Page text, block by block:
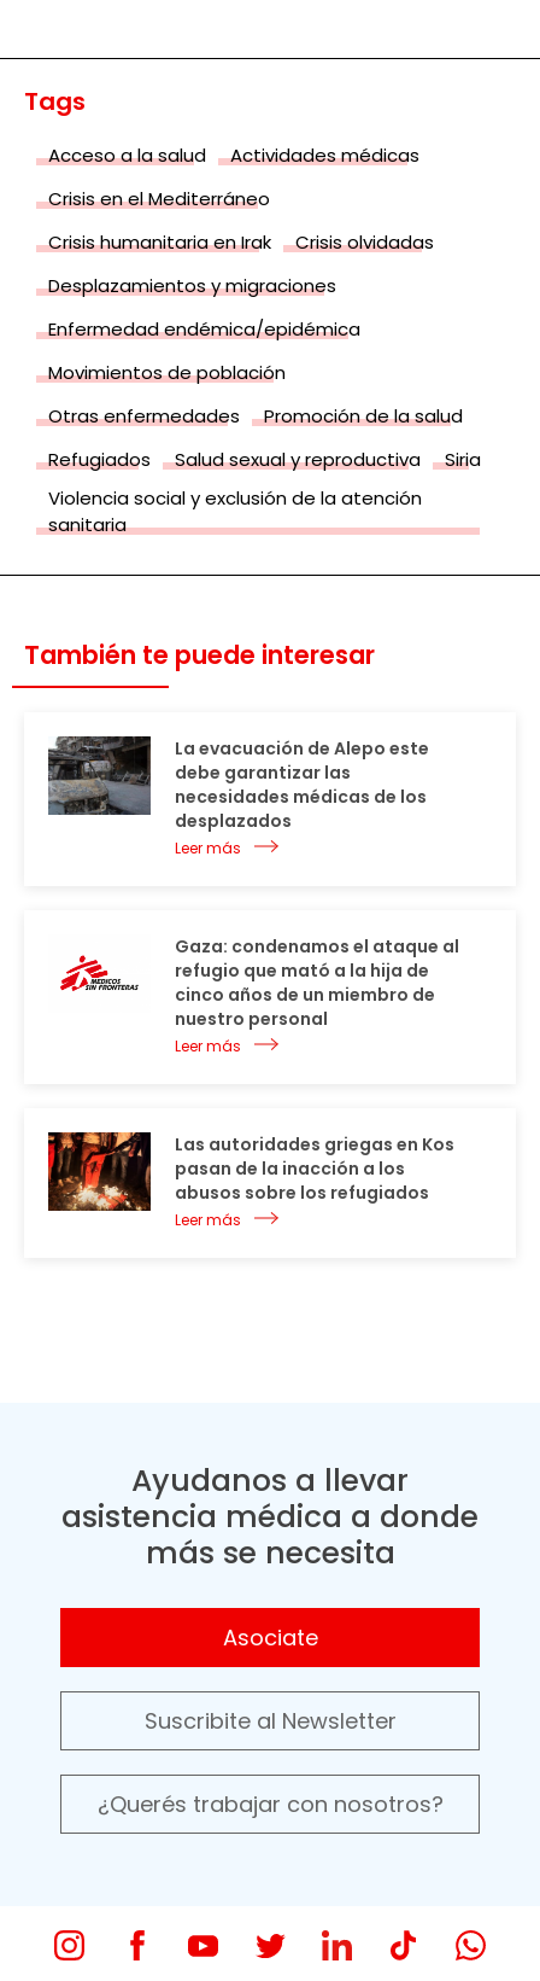
Tags
Acceso a la salud
Actividades médicas
Crisis en el Mediterráneo
Crisis humanitaria en Irak
Crisis olvidadas
Desplazamientos y migraciones
Enfermedad endémica/epidémica
Movimientos de población
Otras enfermedades
Promoción de la salud
Refugiados
Salud sexual y reproductiva
Siria
Violencia social y exclusión de la atención
sanitaria
También te puede interesar
La evacuación de Alepo este
debe garantizar las
necesidades médicas de los
desplazados
Leer más
Gaza: condenamos el ataque al
refugio que mató a la hija de
cinco años de un miembro de
nuestro personal
Leer más
Las autoridades griegas en Kos
pasan de la inacción a los
abusos sobre los refugiados
Leer más
Ayudanos a llevar
asistencia médica a donde
más se necesita
Asociate
Suscribite al Newsletter
¿Querés trabajar con nosotros?